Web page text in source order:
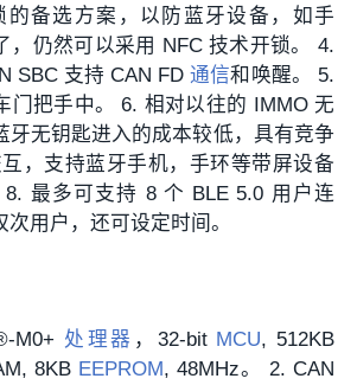
的备选方案，以防蓝牙设备，如手
，仍然可以采用 NFC 技术开锁。 4.
SBC 支持 CAN FD通信和唤醒。 5.
门把手中。 6. 相对以往的 IMMO 无
牙无钥匙进入的成本较低，具有竞争
，支持蓝牙手机，手环等带屏设备
最多可支持 8 个 BLE 5.0 用户连
用户，还可设定时间。
M0+ 处理器 ，32-bit MCU, 512KB
8KB EEPROM, 48MHz。 2. CAN